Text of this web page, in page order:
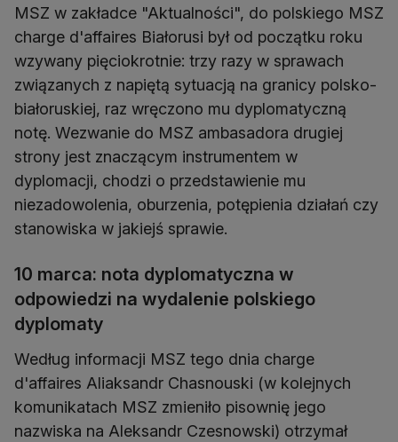
MSZ w zakładce "Aktualności", do polskiego MSZ
charge d'affaires Białorusi był od początku roku
wzywany pięciokrotnie: trzy razy w sprawach
związanych z napiętą sytuacją na granicy polsko-
białoruskiej, raz wręczono mu dyplomatyczną
notę. Wezwanie do MSZ ambasadora drugiej
strony jest znaczącym instrumentem w
dyplomacji, chodzi o przedstawienie mu
niezadowolenia, oburzenia, potępienia działań czy
stanowiska w jakiejś sprawie.
10 marca: nota dyplomatyczna w
odpowiedzi na wydalenie polskiego
dyplomaty
Według informacji MSZ tego dnia charge
d'affaires Aliaksandr Chasnouski (w kolejnych
komunikatach MSZ zmieniło pisownię jego
nazwiska na Aleksandr Czesnowski) otrzymał